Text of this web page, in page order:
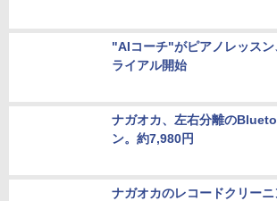
"AIコーチ"がピアノレッスン
ライアル開始
ナガオカ、左右分離の
ン。約7,980円
ナガオカのレコードクリー